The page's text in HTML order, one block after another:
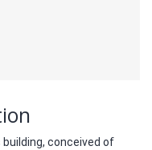
conceived of